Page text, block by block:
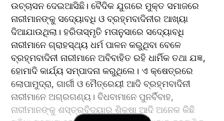
ଉଚ୍ଚାସନ ଦେଇଆସିଛି। ବୈଦିକ ଯୁଗରେ ମୁକ୍ତ ସମାଜରେ
ନାରୀମାନଙ୍କୁ ସଦ୍ୟୋବଧି ଓ ବ୍ରହ୍ମବାଦିନୀର ଆଖ୍ୟା
ଦିଆଯାଉଥିଲା। ହରିତାସ୍ମୃତି ମତାନୁସାରେ ସଦ୍ୟୋବଧି
ନାରୀମାନେ ଗ୍ରାହସ୍ଥ୍ୟ ଧର୍ମ ପାଳନ କରୁଥିବା ବେଳେ
ବ୍ରହ୍ମବାଦିନୀ ନାରୀମାନେ ଅବିବାହିତ ରହି ଧାର୍ମିକ ତଥା ଯଜ୍ଞ,
ହୋମାଦି କାର୍ଯ୍ୟ ସମ୍ପାଦନା କରୁଥିଲେ। ଏ କ୍ଷେତ୍ରରେ
ଲୋପାମୁଦ୍ରା, ଗାର୍ଗୀ ଓ ମୈତ୍ରେୟୀ ଆଦି ବ୍ରହ୍ମବାଦିନୀ
ନାରୀମାନେ ଅଗ୍ରଗଣ୍ୟ। ବିଧବାମାନେ ପୁନର୍ବିବାହ,
ନାରୀମାନଙ୍କୁ ଶସ୍ତ୍ରବିଦ୍ୟାର ଶିକ୍ଷା ଆଦି ଅନେକ କିଛି